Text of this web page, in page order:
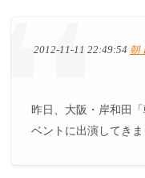
2012-11-11 22:49:54 朝
昨日、大阪・岸和田
ベントに出演してきま